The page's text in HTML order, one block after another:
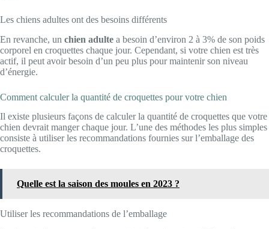
Les chiens adultes ont des besoins différents
En revanche, un chien adulte a besoin d’environ 2 à 3% de son poids
corporel en croquettes chaque jour. Cependant, si votre chien est très
actif, il peut avoir besoin d’un peu plus pour maintenir son niveau
d’énergie.
Comment calculer la quantité de croquettes pour votre chien
Il existe plusieurs façons de calculer la quantité de croquettes que votre
chien devrait manger chaque jour. L’une des méthodes les plus simples
consiste à utiliser les recommandations fournies sur l’emballage des
croquettes.
Quelle est la saison des moules en 2023 ?
Utiliser les recommandations de l’emballage